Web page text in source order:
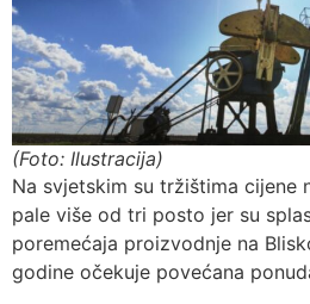
(Foto: Ilustracija)
Na svjetskim su tržištima cijene
pale više od tri posto jer su
poremećaja proizvodnje na
godine očekuje povećana